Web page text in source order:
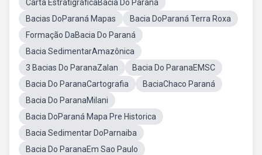
Carta EstratigráficaBacia Do Paraná
Bacias DoParaná Mapas
Bacia DoParaná Terra Roxa
Formação DaBacia Do Paraná
Bacia SedimentarAmazônica
3 Bacias Do ParanaZalan
Bacia Do ParanaEMSC
Bacia Do ParanaCartografia
BaciaChaco Paraná
Bacia Do ParanaMilani
Bacia DoParaná Mapa Pre Historica
Bacia Sedimentar DoParnaiba
Bacia Do ParanaEm Sao Paulo